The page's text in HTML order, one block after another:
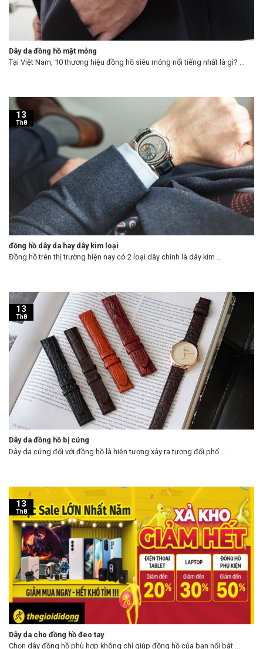
Dây da đồng hồ mặt mỏng
Tại Việt Nam, 10 thương hiệu đồng hồ siêu mỏng nổi tiếng nhất là gì? ...
đồng hồ dây da hay dây kim loại
Đồng hồ trên thị trường hiện nay có 2 loại dây chính là dây kim ...
13
Th8
Dây da đồng hồ bị cứng
Dây da cứng đối với đồng hồ là hiện tượng xảy ra tương đối phổ ...
13
Th8
Dây da cho đồng hồ đeo tay
Chọn dây đồng hồ phù hợp không chỉ giúp đồng hồ của bạn nổi bật ...
13
Th8